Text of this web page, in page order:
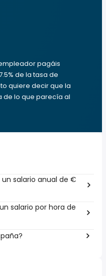
pagáis
de la tasa de
quiere decir que la
de lo que parecía al
salario anual de €
salario por hora de